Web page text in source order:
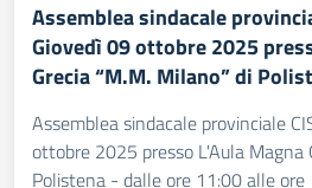
Assemblea sindacale
Giovedì 09 ottobre 2025
Grecia “M.M. Milano” di
Assemblea sindacale provinciale
ottobre 2025 presso L'Aula Magna
Polistena - dalle ore 11:00 alle ore